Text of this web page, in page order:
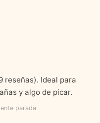
reseñas). Ideal para
y algo de picar.
parada